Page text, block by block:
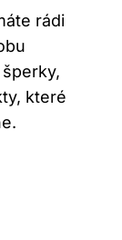
⁢rádi⁢
které